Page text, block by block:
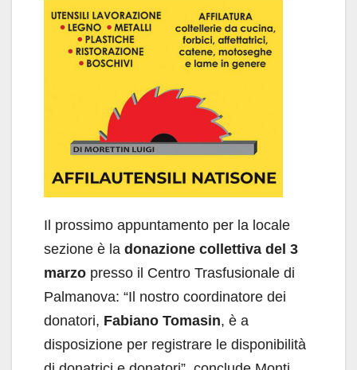
Il prossimo appuntamento per la locale
sezione è la donazione collettiva del 3
marzo presso il Centro Trasfusionale di
Palmanova: “Il nostro coordinatore dei
donatori, Fabiano Tomasin, è a
disposizione per registrare le disponibilità